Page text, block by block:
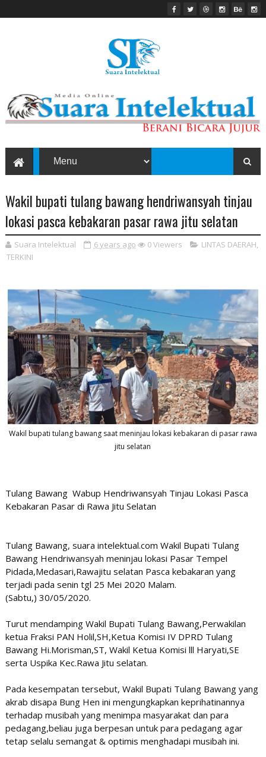
Wakil bupati tulang bawang hendriwansyah tinjau
lokasi pasca kebakaran pasar rawa jitu selatan
Suara Intelektual 6 years ago 0Viewers LINTAS DAERAH,
TERKINI
Wakil bupati tulang bawang saat meninjau lokasi kebakaran di pasar rawa
jitu selatan
Tulang Bawang Wabup Hendriwansyah Tinjau Lokasi Pasca
Kebakaran Pasar di Rawa Jitu Selatan
Tulang Bawang, suara intelektual.com Wakil Bupati Tulang
Bawang Hendriwansyah meninjau lokasi Pasar Tempel
Pidada,Medasari,Rawajitu selatan Pasca kebakaran yang
terjadi pada senin tgl 25 Mei 2020 Malam.
(Sabtu,) 30/05/2020.
Turut mendamping Wakil Bupati Tulang Bawang,Perwakilan
ketua Fraksi PAN Holil,SH,Ketua Komisi IV DPRD Tulang
Bawang Hi.Morisman,ST, Wakil Ketua Komisi lll Haryati,SE
serta Uspika Kec.Rawa Jitu selatan.
Pada kesempatan tersebut, Wakil Bupati Tulang Bawang yang
akrab disapa Bung Hen ini mengungkapkan keprihatinannya
terhadap musibah yang menimpa masyarakat dan para
pedagang,beliau juga berpesan untuk para pedagang agar
tetap selalu semangat & optimis menghadapi musibah ini.